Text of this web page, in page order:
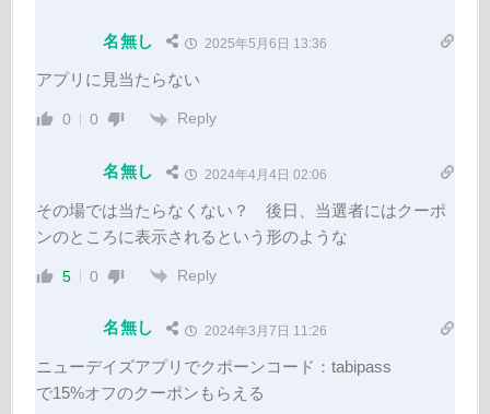
名無し 2025年5月6日 13:36
アプリに見当たらない
0 0 Reply
名無し 2024年4月4日 02:06
その場では当たらなくない？ 後日、当選者にはクーポ
ンのところに表示されるという形のような
5 0 Reply
名無し 2024年3月7日 11:26
ニューデイズアプリでクポーンコード：tabipass
で15%オフのクーポンもらえる